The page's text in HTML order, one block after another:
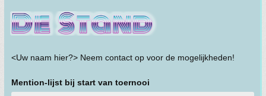
<Uw naam hier?> Neem contact op voor de mogelijkheden!
Mention-lijst bij start van toernooi